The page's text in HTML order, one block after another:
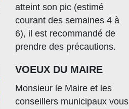
atteint son pic (estimé
courant des semaines 4 à
6), il est recommandé de
prendre des précautions.
VOEUX DU MAIRE
Monsieur le Maire et les
conseillers municipaux vous